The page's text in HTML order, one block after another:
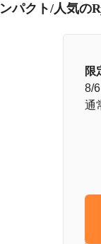
ンパクト/人気の
限
8/
通